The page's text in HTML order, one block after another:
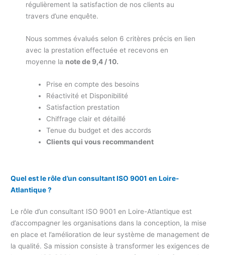
régulièrement la satisfaction de nos clients au
travers d’une enquête.
Nous sommes évalués selon 6 critères précis en lien
avec la prestation effectuée et recevons en
moyenne la note de 9,4 / 10.
Prise en compte des besoins
Réactivité et Disponibilité
Satisfaction prestation
Chiffrage clair et détaillé
Tenue du budget et des accords
Clients qui vous recommandent
Quel est le rôle d’un consultant ISO 9001 en Loire-
Atlantique ?
Le rôle d’un consultant ISO 9001 en Loire-Atlantique est
d’accompagner les organisations dans la conception, la mise
en place et l’amélioration de leur système de management de
la qualité. Sa mission consiste à transformer les exigences de